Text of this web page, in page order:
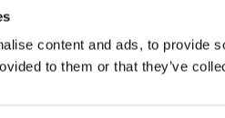
content and ads, to provide
to them or that they’ve